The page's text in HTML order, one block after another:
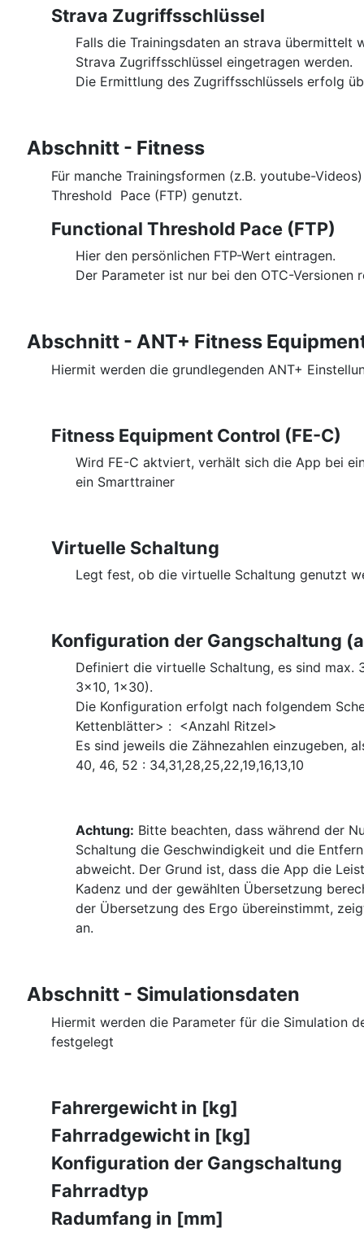
Strava Zugriffsschlüssel
Falls die Trainingsdaten an strava übermittelt
Strava Zugriffsschlüssel eingetragen werden.
Die Ermittlung des Zugriffsschlüssels erfolg
Abschnitt - Fitness
Für manche Trainingsformen (z.B. youtube-
Threshold Pace (FTP) genutzt.
Functional Threshold Pace (FTP)
Hier den persönlichen FTP-Wert eintragen.
Der Parameter ist nur bei den OTC-Versionen
Abschnitt - ANT+ Fitness
Hiermit werden die grundlegenden ANT+
Fitness Equipment Control (FE-C)
Wird FE-C aktviert, verhält sich die App bei
ein Smarttrainer
Virtuelle Schaltung
Legt fest, ob die virtuelle Schaltung genutzt
Konfiguration der Gangschaltung
Definiert die virtuelle Schaltung, es sind max.
3x10, 1x30).
Die Konfiguration erfolgt nach folgendem
Kettenblätter> : <Anzahl Ritzel>
Es sind jeweils die Zähnezahlen einzugeben,
40, 46, 52 : 34,31,28,25,22,19,16,13,10
Achtung: Bitte beachten, dass während der
Schaltung die Geschwindigkeit und die
abweicht. Der Grund ist, dass die App die
Kadenz und der gewählten Übersetzung
der Übersetzung des Ergo übereinstimmt,
an.
Abschnitt - Simulationsdaten
Hiermit werden die Parameter für die Simulation
festgelegt
Fahrergewicht in [kg]
Fahrradgewicht in [kg]
Konfiguration der Gangschaltung
Fahrradtyp
Radumfang in [mm]